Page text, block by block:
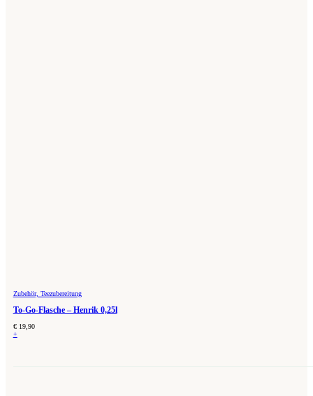
Zubehör, Teezubereitung
To-Go-Flasche – Henrik 0,25l
€19,90
+